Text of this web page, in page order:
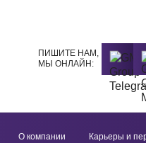
ПИШИТЕ НАМ,
МЫ ОНЛАЙН:
О компании Карьеры и